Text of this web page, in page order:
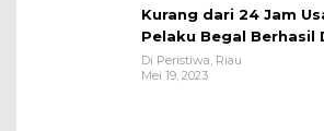
Kurang dari 24 Jam
Pelaku Begal Berhasil
Satreskrim Polres
Di Peristiwa, Riau
Mei 19, 2023